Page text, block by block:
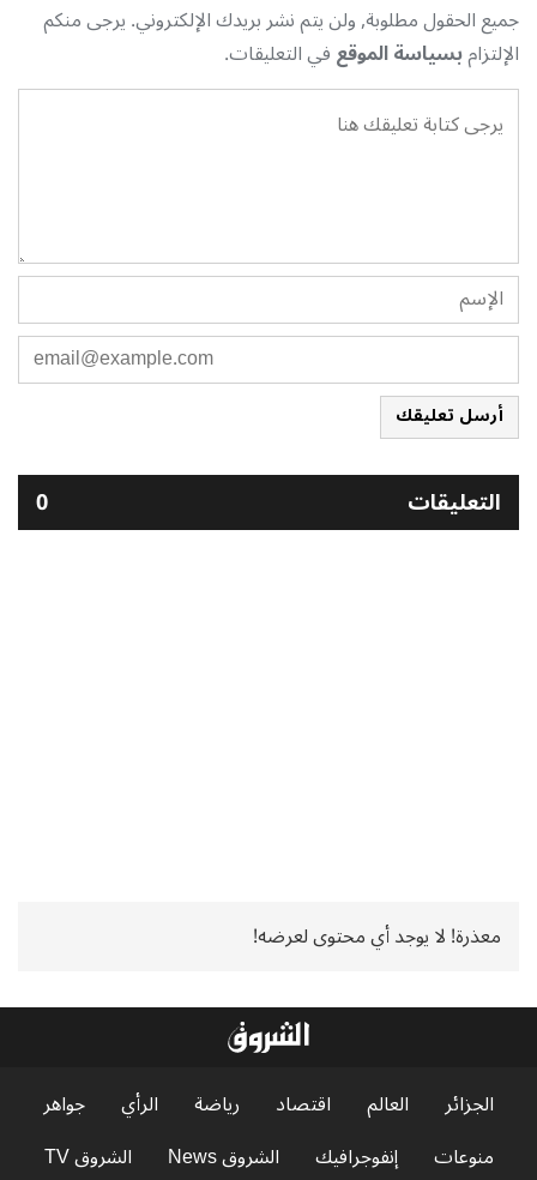
جميع الحقول مطلوبة, ولن يتم نشر بريدك الإلكتروني. يرجى منكم
الإلتزامبسياسة الموقعفي التعليقات.
أرسل تعليقك
التعليقات 0
معذرة! لا يوجد أي محتوى لعرضه!
الجزائر العالم اقتصاد رياضة الرأي
جواهر
منوعات
إنفوجرافيك الشروق News الشروق TV